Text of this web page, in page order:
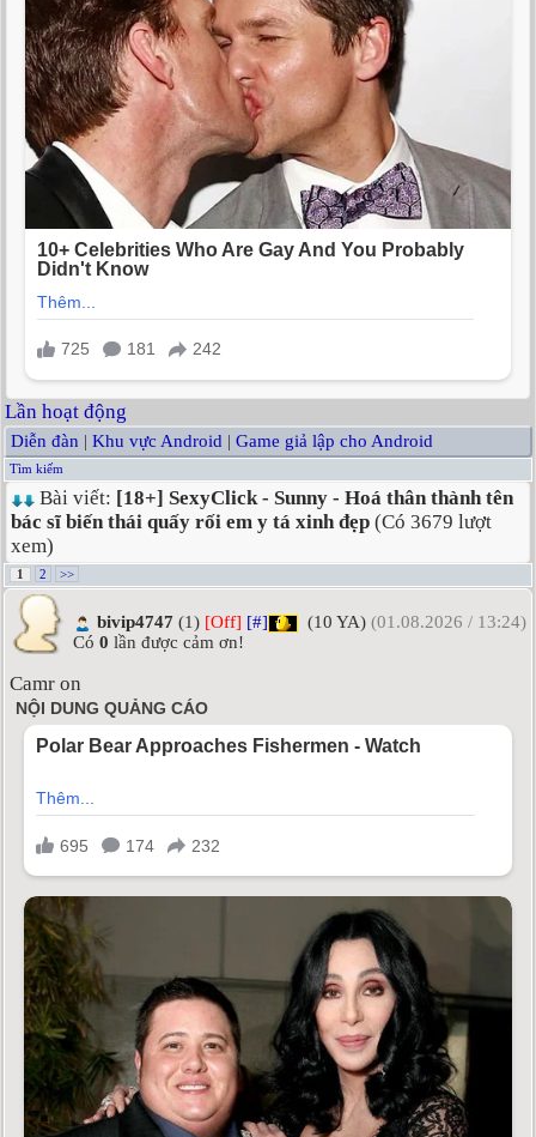
Lần hoạt động
Diễn đàn | Khu vực Android | Game giả lập cho Android
Tìm kiếm
Bài viết: [18+] SexyClick - Sunny - Hoá thân thành tên
bác sĩ biến thái quấy rối em y tá xinh đẹp (Có 3679 lượt
xem)
1 2 >>
bivip4747 (1) [Off] [#] (10 YA) (01.08.2026 / 13:24)
Có 0 lần được cảm ơn!
Camr on